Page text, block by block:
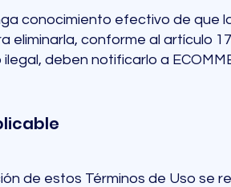
conocimiento efectivo de que
eliminarla, conforme al artículo
deben notificarlo a
de estos Términos de Uso se